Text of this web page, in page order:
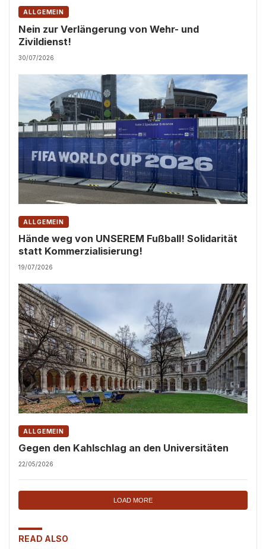
ALLGEMEIN
Nein zur Verlängerung von Wehr- und
Zivildienst!
30/07/2026
ALLGEMEIN
Hände weg von UNSEREM Fußball! Solidarität
statt Kommerzialisierung!
19/07/2026
ALLGEMEIN
Gegen den Kahlschlag an den Universitäten
22/05/2026
LOAD MORE
READ ALSO